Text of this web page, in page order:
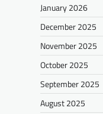
January 2026
December 2025
November 2025
October 2025
September 2025
August 2025